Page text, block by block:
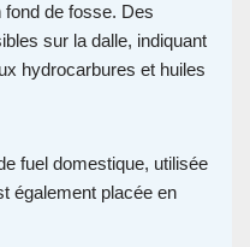
fond de fosse. Des
sur la dalle, indiquant
hydrocarbures et huiles
fuel domestique, utilisée
également placée en